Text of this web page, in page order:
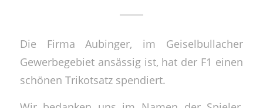
Die Firma Aubinger, im Geiselbullacher
Gewerbegebiet ansässig ist, hat der F1 einen
schönen Trikotsatz spendiert.